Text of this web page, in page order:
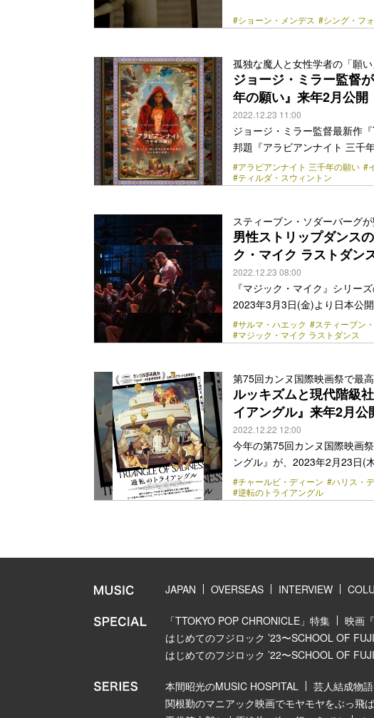
世界的大ヒット作品に出演し
米アルバム・チャート（
の2年連続グラミー賞にノミ
href="https://bezzy.jp/2022/12/
#ショーン・メンデス #シング・フ
孤独な魔人と女性学者の「願
ジョージ・ミラー監督
年の願い』来年2月公開
2022.12.23 11:00
ジョージ・ミラー監督最新作
邦題『アラビアンナイト 三千
TOHOシネマズ日比谷ほかに
の間幽閉されていた孤独な魔
世界へと観る者を誘う。 ナラ
し、空想の世界に生きていた
href="https://bezzy.jp/2022/12/
#アラビアンナイト 三千年の願い #
#ティルダ・スウィントン
スティーブン・ソダーバーグ
男性ストリップダンス
ク・マイク ラストダン
2022.12.23 08:00
『マジック・マイク』シリー
2023年3月3日(金)より日本公
れざる男性ストリップダンス
迫力のダンスシーンと共に描
ットに君臨するした。その最
アカデミー賞監督にして『オ
class="more-link" href="https://
#サルマ・ハエック #スティーブン
#マジック・マイク ラストダンス
第75回カンヌ国際映画祭で最
ルッキズムと現代階級
イアングル』来年2月公
2022.12.22 12:00
今年の第75回カンヌ国際映画
ングル』が、2023年2月23日(
されることが決定し、ポスタ
たこと』（2014年）で第67回
のブラックユーモアで、毎度
#チャールビ・ディーン #ハリス・
#逆転のトライアングル
JAPAN OVERSEAS INTERVIEW
「TTOKYO POP CHRONICLE」特集 映画
はじめてのフジロック ’23〜SCHOOL OF
はじめてのフジロック ’22〜SCHOOL OF
本間昭光のMUSIC HOSPITAL 芸人結成物
関根勤のマニアック映画でモヤモヤをぶっ飛ば